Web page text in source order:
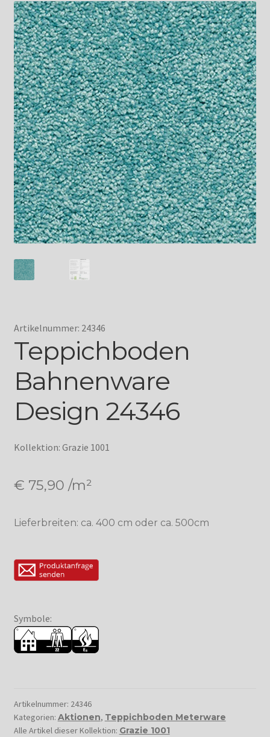
Artikelnummer: 24346
Teppichboden
Bahnenware
Design 24346
Kollektion: Grazie 1001
€ 75,90 /m²
Lieferbreiten: ca. 400 cm oder ca. 500cm
Symbole:
Artikelnummer: 24346
Kategorien: Aktionen, Teppichboden Meterware
Alle Artikel dieser Kollektion: Grazie 1001